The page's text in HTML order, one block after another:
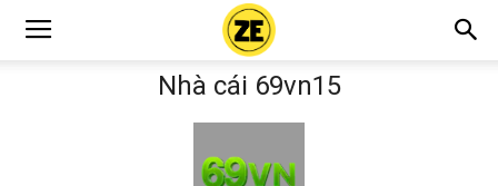
Nhà cái 69vn15